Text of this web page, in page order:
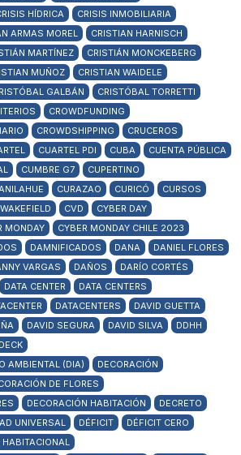
HÍDRICA
CRISIS INMOBILIARIA
ARMAS MOREL
CRISTIAN HARNISCH
MARTÍNEZ
CRISTIÁN MONCKEBERG
MUÑOZ
CRISTIAN WAIDELE
GALBÁN
CRISTÓBAL TORRETTI
CROWDFUNDING
CROWDSHIPPING
CRUCEROS
CUARTEL PDI CUBA
CUENTA PÚBLICA
CUMBRE G7
CUPERTINO
CURAZAO CURICÓ
CURSOS
CVD
CYBER DAY
MONDAY
CYBER MONDAY CHILE 2023
DAMNIFICADOS DANA
DANIEL FLORES
VARGAS DAÑOS
DARÍO CORTÉS
DATA CENTER
DATA CENTERS
DATACENTERS
DAVID GUETTA
DAVID SEGURA DAVID SILVA
DDHH
DECK
AMBIENTAL (DIA)
DECORACIÓN
DE FLORES
DECORACIÓN HABITACIÓN
DECRETO
UNIVERSAL
DÉFICIT
DÉFICIT CERO
HABITACIONAL